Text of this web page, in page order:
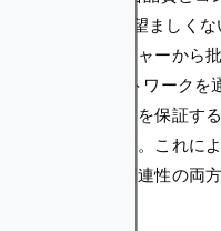
です。AdCashが望ましく
一部のパブリッシャーから
Adsはネットワークを
が配信されることを保証す
を実施しています。これに
評判と広告主の関連性の両